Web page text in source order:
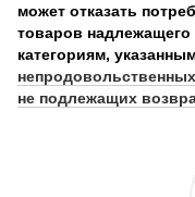
может отказать
товаров надлежащего
категориям,
не подлежащих